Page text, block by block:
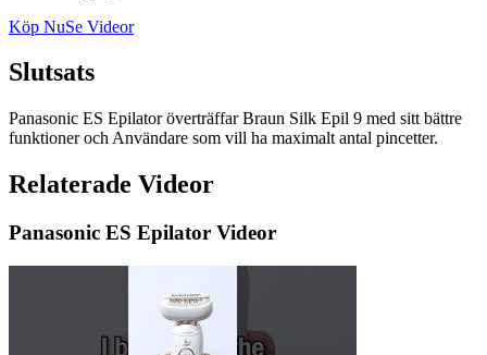
Köp NuSe Videor
Slutsats
Panasonic ES Epilator överträffar Braun Silk Epil 9 med sitt bättre
funktioner och Användare som vill ha maximalt antal pincetter.
Relaterade Videor
Panasonic ES Epilator Videor